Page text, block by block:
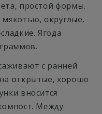
простой формы.
округлые,
Ягода
с ранней
открытые, хорошо
вносится
Между